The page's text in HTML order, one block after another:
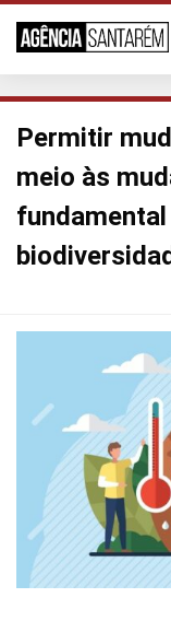
Permitir
meio às